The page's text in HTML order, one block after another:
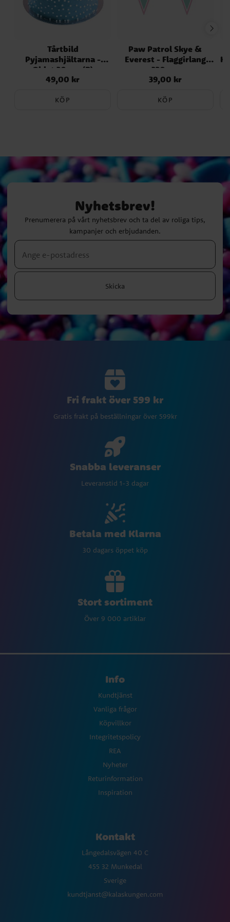
Tårtbild
Pyjamashjältarna -
Oblat 20 cm (B)
Pris:49,00 kr
49,00 kr
KÖP
Paw Patrol Skye &
Everest - Flaggirlang
230 cm
Pris:39,00 kr
39,00 kr
KÖP
Nyhetsbrev!
Prenumerera på vårt nyhetsbrev och ta del av roliga tips,
kampanjer och erbjudanden.
Skicka
Fri frakt över 599 kr
Gratis frakt på beställningar över 599kr
Snabba leveranser
Leveranstid 1-3 dagar
Betala med Klarna
30 dagars öppet köp
Stort sortiment
Över 9 000 artiklar
Info
Kundtjänst
Vanliga frågor
Köpvillkor
Integritetspolicy
REA
Nyheter
Returinformation
Inspiration
Kontakt
Långedalsvägen 40 C
455 32 Munkedal
Sverige
kundtjanst@kalaskungen.com